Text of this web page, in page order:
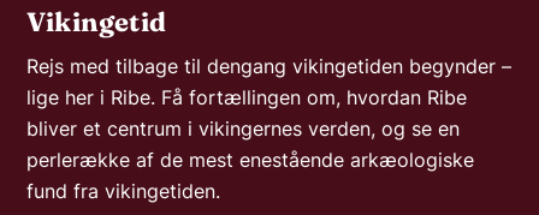
Vikingetid
Rejs med tilbage til dengang vikingetiden begynder –
lige her i Ribe. Få fortællingen om, hvordan Ribe
bliver et centrum i vikingernes verden, og se en
perlerække af de mest enestående arkæologiske
fund fra vikingetiden.